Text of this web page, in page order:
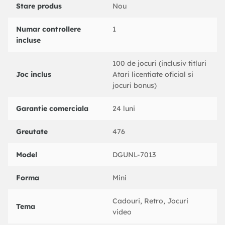
Stare produs Nou
Numar controllere
incluse
1
Joc inclus
100 de jocuri (inclusiv titluri
Atari licentiate oficial si
jocuri bonus)
Garantie comerciala 24 luni
Greutate 476
Model DGUNL-7013
Forma Mini
Tema
Cadouri, Retro, Jocuri
video